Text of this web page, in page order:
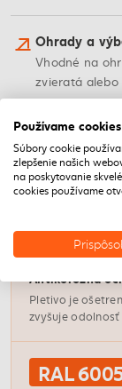
Ohrady a
Vhodné na
zvieratá
VLASTNOSTI
Vlastnosti
Dvojitá
Antikorózna
Pletivo je
zvyšuje
RAL
Používame cookies
Súbory cookie
zlepšenie našich
na poskytovanie
cookies používame